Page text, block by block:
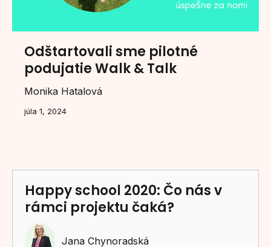
Odštartovali sme pilotné
podujatie Walk & Talk
Monika Hatalová
júla 1, 2024
Happy school 2020: Čo nás v
rámci projektu čaká?
Jana Chynoradská